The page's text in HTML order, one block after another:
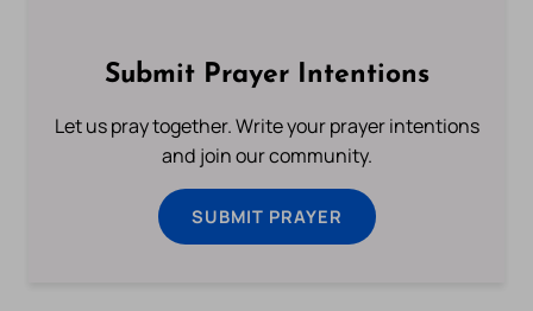
Submit Prayer Intentions
Let us pray together. Write your prayer intentions
and join our community.
SUBMIT PRAYER